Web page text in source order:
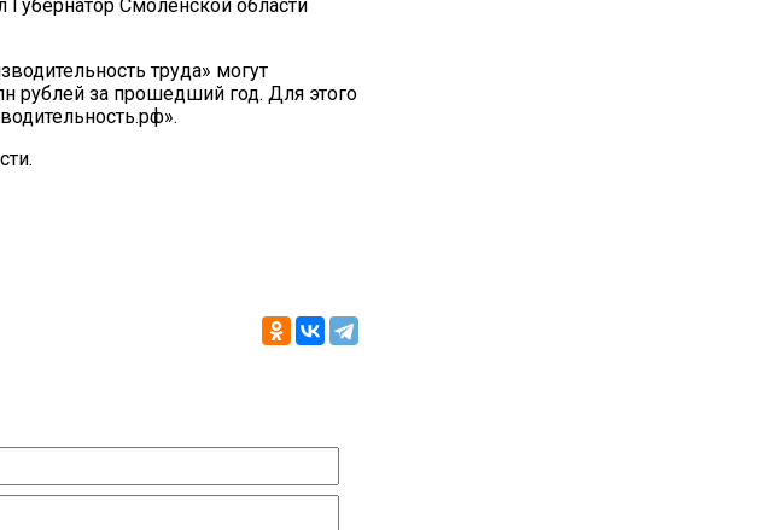
Смоленской области
труда» могут
рублей за прошедший год. Для этого